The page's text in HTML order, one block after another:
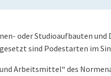
oder Studioaufbauten und
sind Podestarten im
Arbeitsmittel“ des